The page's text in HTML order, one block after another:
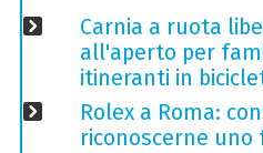
Carnia a ruota
all'aperto per
itineranti in
Rolex a Roma:
riconoscerne uno